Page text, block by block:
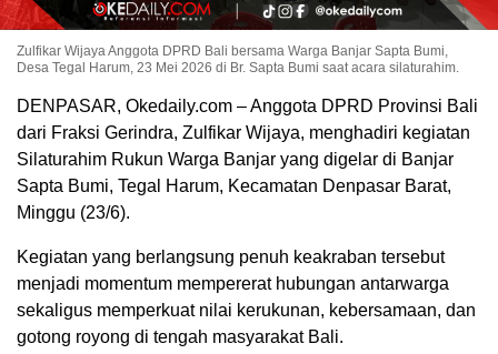
Zulfikar Wijaya Anggota DPRD Bali bersama Warga Banjar Sapta Bumi,
Desa Tegal Harum, 23 Mei 2026 di Br. Sapta Bumi saat acara silaturahim.
DENPASAR, Okedaily.com – Anggota DPRD Provinsi Bali
dari Fraksi Gerindra, Zulfikar Wijaya, menghadiri kegiatan
Silaturahim Rukun Warga Banjar yang digelar di Banjar
Sapta Bumi, Tegal Harum, Kecamatan Denpasar Barat,
Minggu (23/6).
Kegiatan yang berlangsung penuh keakraban tersebut
menjadi momentum mempererat hubungan antarwarga
sekaligus memperkuat nilai kerukunan, kebersamaan, dan
gotong royong di tengah masyarakat Bali.